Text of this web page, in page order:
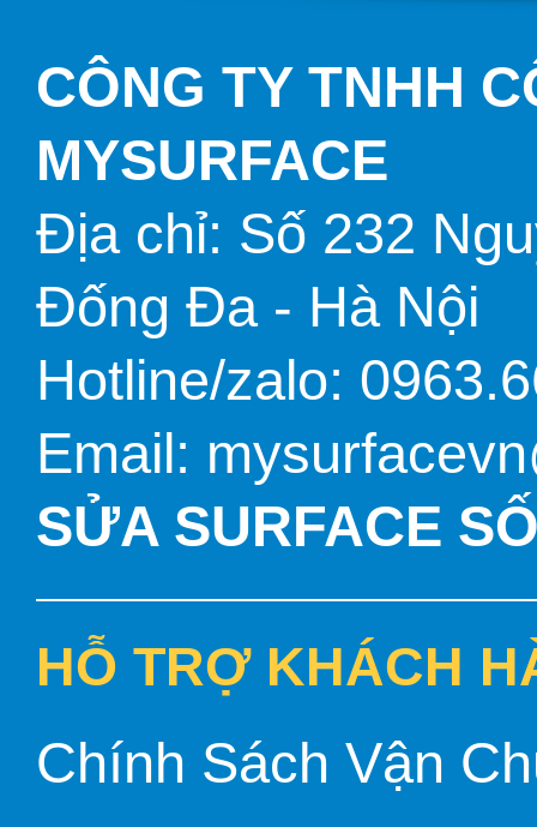
TÚI BAO DA
CỔNG CHUYỂN ĐỔI
CÔNG TY TNHH
MYSURFACE
Địa chỉ: Số 232
Đống Đa - Hà Nội
Hotline/zalo:
Email:
SỬA SURFACE
HỖ TRỢ KHÁCH
Chính Sách Vận